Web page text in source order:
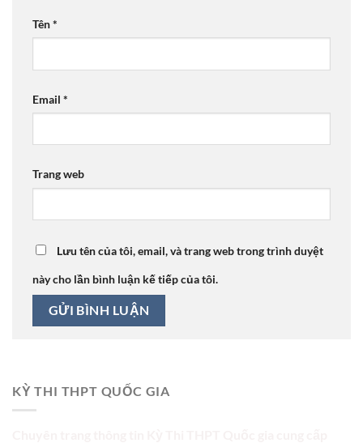
Tên*
Email *
Trang web
Lưu tên của tôi, email, và trang web trong trình duyệt
này cho lần bình luận kế tiếp của tôi.
KỲ THI THPT QUỐC GIA